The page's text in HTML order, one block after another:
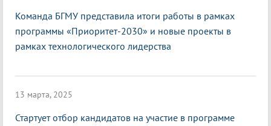
Команда БГМУ представила итоги работы в рамках
программы «Приоритет-2030» и новые проекты в
рамках технологического лидерства
13 марта, 2025
Стартует отбор кандидатов на участие в программе